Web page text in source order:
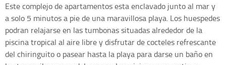
Este complejo de apartamentos esta enclavado junto al mar y
a solo 5 minutos a pie de una maravillosa playa. Los huespedes
podran relajarse en las tumbonas situadas alrededor de la
piscina tropical al aire libre y disfrutar de cocteles refrescante
del chiringuito o pasear hasta la playa para darse un baño en